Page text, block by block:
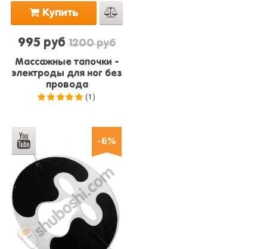
Купить
995 руб 1200 руб
Массажные тапочки -
электроды для ног без
провода
(1)
-6%